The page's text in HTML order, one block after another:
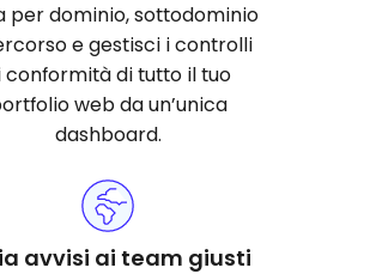
per dominio, sottodominio
e gestisci i controlli
conformità di tutto il tuo
web da un’unica
dashboard.
avvisi ai team giusti